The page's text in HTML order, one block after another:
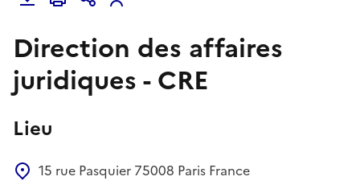
Direction des affaires
juridiques - CRE
Lieu
15 rue Pasquier 75008 Paris France